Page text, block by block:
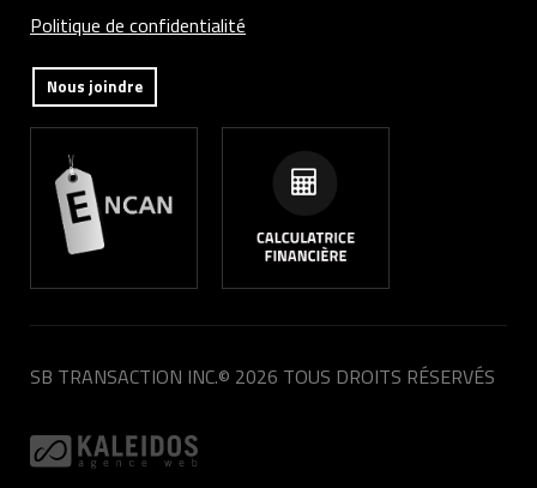
Politique de confidentialité
Nous joindre
SB TRANSACTION INC.© 2026 TOUS DROITS RÉSERVÉS